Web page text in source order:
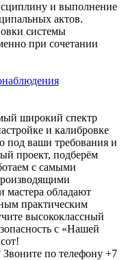
и выполнение
актов.
системы
при сочетании
широкий спектр
и калибровке
под ваши требования и
проект, подберём
с самыми
мастера обладают
практическим
высококлассный
с «Нашей
Звоните по телефону +7